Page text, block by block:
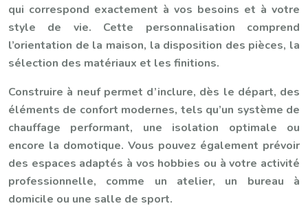
qui correspond exactement à vos besoins et à votre
style de vie. Cette personnalisation comprend
l’orientation de la maison, la disposition des pièces, la
sélection des matériaux et les finitions.
Construire à neuf permet d’inclure, dès le départ, des
éléments de confort modernes, tels qu’un système de
chauffage performant, une isolation optimale ou
encore la domotique. Vous pouvez également prévoir
des espaces adaptés à vos hobbies ou à votre activité
professionnelle, comme un atelier, un bureau à
domicile ou une salle de sport.